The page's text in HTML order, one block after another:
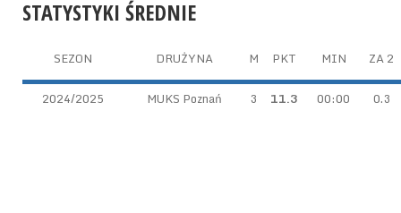
STATYSTYKI ŚREDNIE
SEZON DRUŻYNA M PKT MIN ZA 2
2024/2025 MUKS Poznań 3 11.3 00:00 0.3